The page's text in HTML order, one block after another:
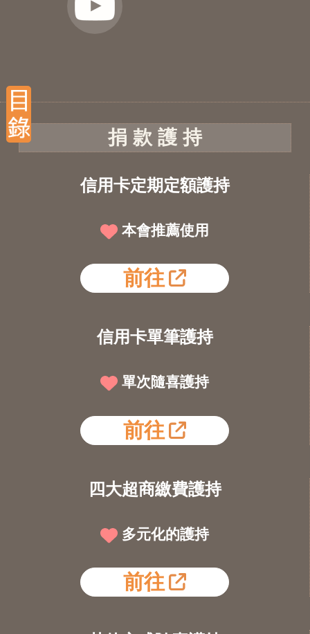
捐 款 護 持
信用卡定期定額護持
本會推薦使用
前往
信用卡單筆護持
單次隨喜護持
前往
四大超商繳費護持
多元化的護持
前往